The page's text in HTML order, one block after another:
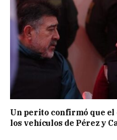
Un perito confirmó que el
los vehículos de Pérez y